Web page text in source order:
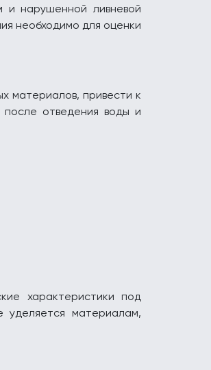
и нарушенной ливневой
необходимо для оценки
материалов, привести к
после отведения воды и
характеристики под
уделяется материалам,